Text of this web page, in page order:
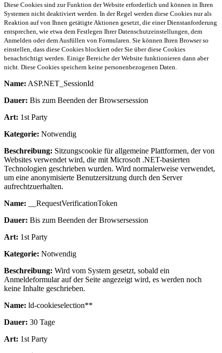
Diese Cookies sind zur Funktion der Website erforderlich und können in Ihren
Systemen nicht deaktiviert werden. In der Regel werden diese Cookies nur als
Reaktion auf von Ihnen getätigte Aktionen gesetzt, die einer Dienstanforderung
entsprechen, wie etwa dem Festlegen Ihrer Datenschutzeinstellungen, dem
Anmelden oder dem Ausfüllen von Formularen. Sie können Ihren Browser so
einstellen, dass diese Cookies blockiert oder Sie über diese Cookies
benachrichtigt werden. Einige Bereiche der Website funktionieren dann aber
nicht. Diese Cookies speichern keine personenbezogenen Daten.
Name: ASP.NET_SessionId
Dauer: Bis zum Beenden der Browsersession
Art: 1st Party
Kategorie: Notwendig
Beschreibung: Sitzungscookie für allgemeine Plattformen, der von
Websites verwendet wird, die mit Microsoft .NET-basierten
Technologien geschrieben wurden. Wird normalerweise verwendet,
um eine anonymisierte Benutzersitzung durch den Server
aufrechtzuerhalten.
Name: __RequestVerificationToken
Dauer: Bis zum Beenden der Browsersession
Art: 1st Party
Kategorie: Notwendig
Beschreibung: Wird vom System gesetzt, sobald ein
Anmeldeformular auf der Seite angezeigt wird, es werden noch
keine Inhalte geschrieben.
Name: ld-cookieselection**
Dauer: 30 Tage
Art: 1st Party